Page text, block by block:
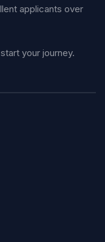
applicants over
your journey.